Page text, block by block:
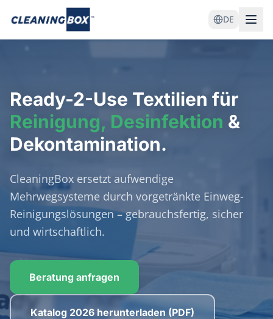
DE
Ready-2-Use Textilien für
Reinigung, Desinfektion &
Dekontamination.
CleaningBox ersetzt aufwendige
Mehrwegsysteme durch vorgetränkte Einweg-
Reinigungslösungen – gebrauchsfertig, sicher
und wirtschaftlich.
Beratung anfragen
Katalog 2026 herunterladen (PDF)